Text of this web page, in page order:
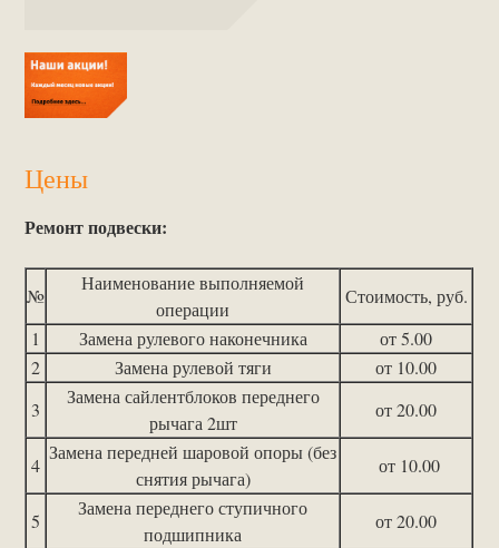
Цены
Ремонт подвески:
№
Наименование выполняемой
операции
Стоимость, руб.
1
Замена рулевого наконечника
от 5.00
2
Замена рулевой тяги
от 10.00
3
Замена сайлентблоков переднего
рычага 2шт
от 20.00
4
Замена передней шаровой опоры (без
снятия рычага)
от 10.00
5
Замена переднего ступичного
подшипника
от 20.00